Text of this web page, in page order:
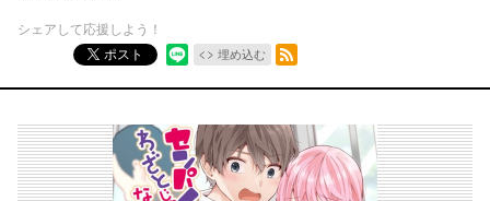
シェアして応援しよう！
ポスト
埋め込む
RSSフィード